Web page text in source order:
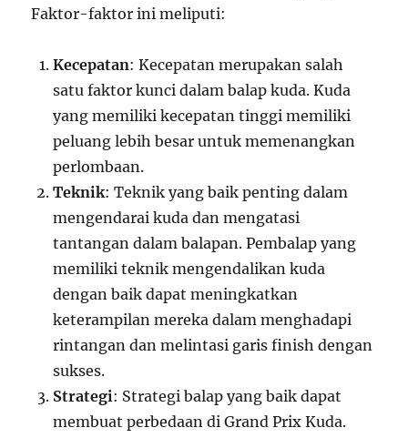
Faktor-faktor ini meliputi:
Kecepatan: Kecepatan merupakan salah
satu faktor kunci dalam balap kuda. Kuda
yang memiliki kecepatan tinggi memiliki
peluang lebih besar untuk memenangkan
perlombaan.
Teknik: Teknik yang baik penting dalam
mengendarai kuda dan mengatasi
tantangan dalam balapan. Pembalap yang
memiliki teknik mengendalikan kuda
dengan baik dapat meningkatkan
keterampilan mereka dalam menghadapi
rintangan dan melintasi garis finish dengan
sukses.
Strategi: Strategi balap yang baik dapat
membuat perbedaan di Grand Prix Kuda.